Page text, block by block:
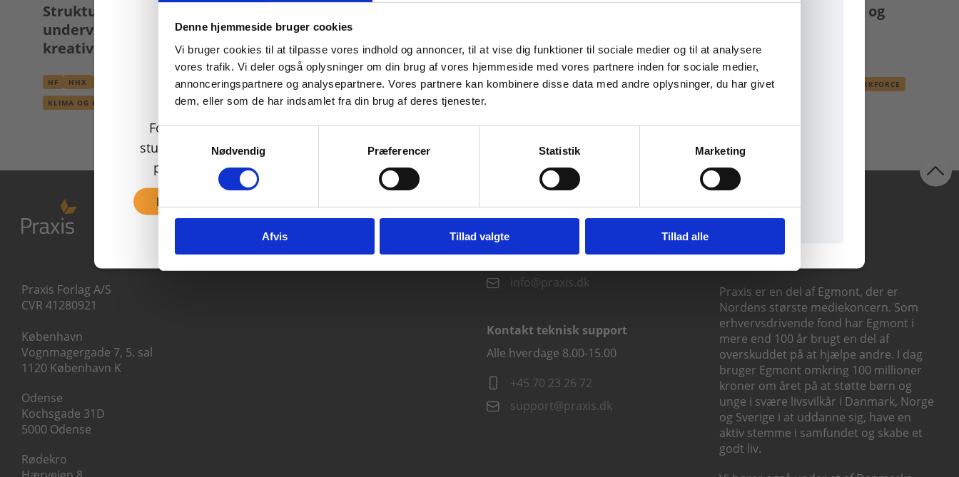
Denne hjemmeside bruger cookies
Vi bruger cookies til at tilpasse vores indhold og annoncer, til at vise dig funktioner til sociale medier og til at analysere
vores trafik. Vi deler også oplysninger om din brug af vores hjemmeside med vores partnere inden for sociale medier,
annonceringspartnere og analysepartnere. Vores partnere kan kombinere disse data med andre oplysninger, du har givet
dem, eller som de har indsamlet fra din brug af deres tjenester.
Samtykkevalg
Nødvendig
Præferencer Statistik Marketing
Afvis Tillad valgte Tillad alle
Struktur i
undervisningen sætter
kreativiteten fri
HF HHX
KLIMA OG BÆREDYGTIGHED
til global
iværksættersucces
HHX STX
AFSÆTNING
FUTURE WORKFORCE
nærmest kunstneriske
EUX HF HHX HTX STX
Mikkeller om til- og
EUX
AFSÆTNING
FUTURE WORKFORCE
Praxis Forlag A/S
CVR 41280921
København
Vognmagergade 7, 5. sal
1120 København K
Odense
Kochsgade 31D
5000 Odense
Rødekro
Kontakt kundeservice
Alle hverdage kl. 10.00-15.00
+45 70 23 85 87
info@praxis.dk
Kontakt teknisk support
Alle hverdage 8.00-15.00
+45 70 23 26 72
support@praxis.dk
Følg os
Praxis er en del af Egmont, der er
Nordens største mediekoncern. Som
erhvervsdrivende fond har Egmont i
mere end 100 år brugt en del af
overskuddet på at hjælpe andre. I dag
bruger Egmont omkring 100 millioner
kroner om året på at støtte børn og
unge i svære livsvilkår i Danmark, Norge
og Sverige i at uddanne sig, have en
aktiv stemme i samfundet og skabe et
godt liv.
Køb læremidler og find masterclasses mm.
For privatkunder og
studerende. Du får vist
priser inkl. moms.
Fortsæt som privat
For institutioner og
virksomheder. Du får
vist priser ekskl. moms.
Tilgå dine onlinematerialer